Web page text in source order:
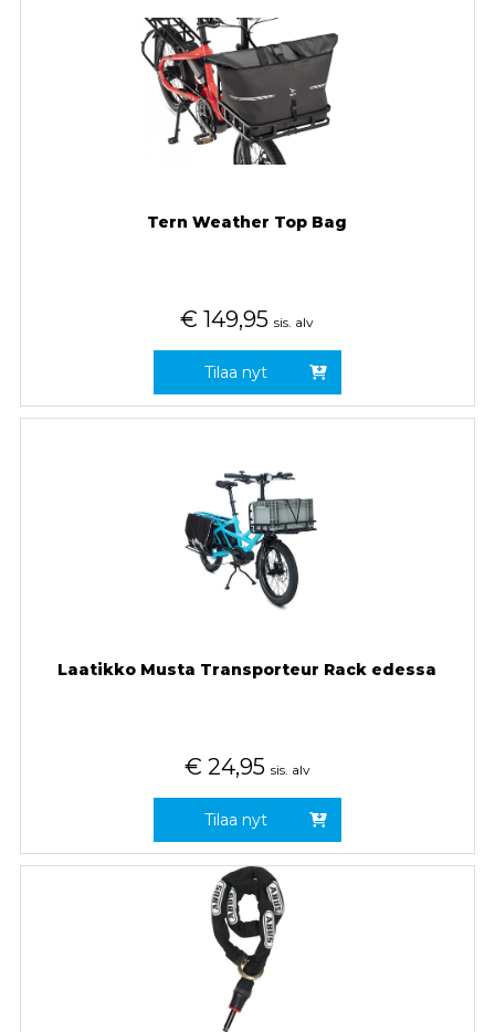
Tern Weather Top Bag
€ 149,95 sis. alv
Tilaa nyt
Laatikko Musta Transporteur Rack edessa
€ 24,95 sis. alv
Tilaa nyt